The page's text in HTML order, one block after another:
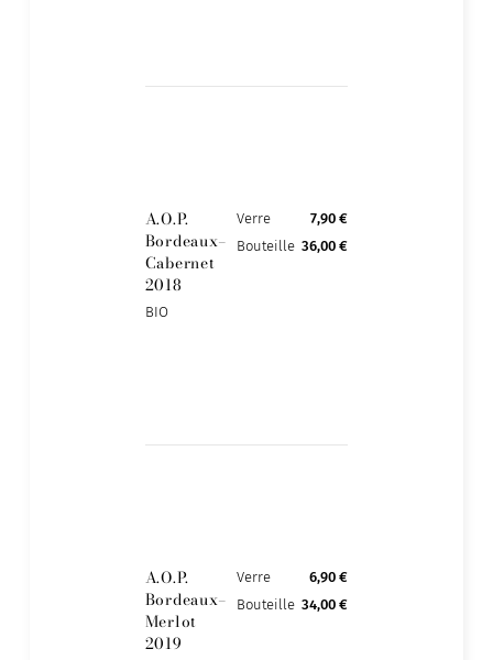
A.O.P.
Bordeaux–
Cabernet
2018
BIO
Verre
7,90 €
Bouteille 36,00 €
A.O.P.
Bordeaux–
Merlot
2019
Verre
6,90 €
Bouteille 34,00 €